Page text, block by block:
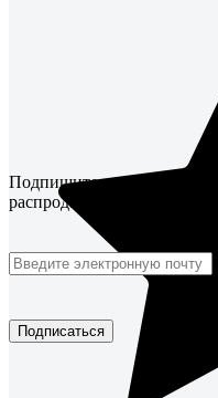
Подпишитесьна рассылку
распродажи ждут!
Подписаться